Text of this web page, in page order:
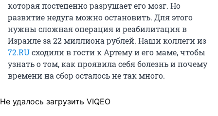
которая постепенно разрушает его мозг. Но
развитие недуга можно остановить. Для этого
нужны сложная операция и реабилитация в
Израиле за 22 миллиона рублей. Наши коллеги из
72.RUсходили в гости к Артему и его маме, чтобы
узнать о том, как проявила себя болезнь и почему
времени на сбор осталось не так много.
Не удалось загрузить VIQEO